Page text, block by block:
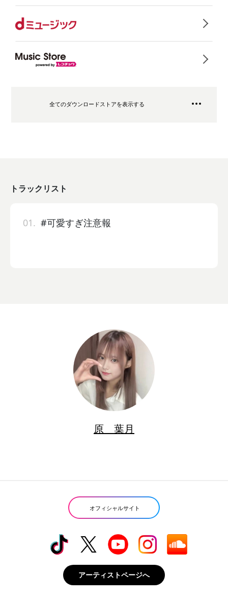
全てのダウンロードストアを表示する
トラックリスト
01. #可愛すぎ注意報
原 葉月
オフィシャルサイト
アーティストページへ